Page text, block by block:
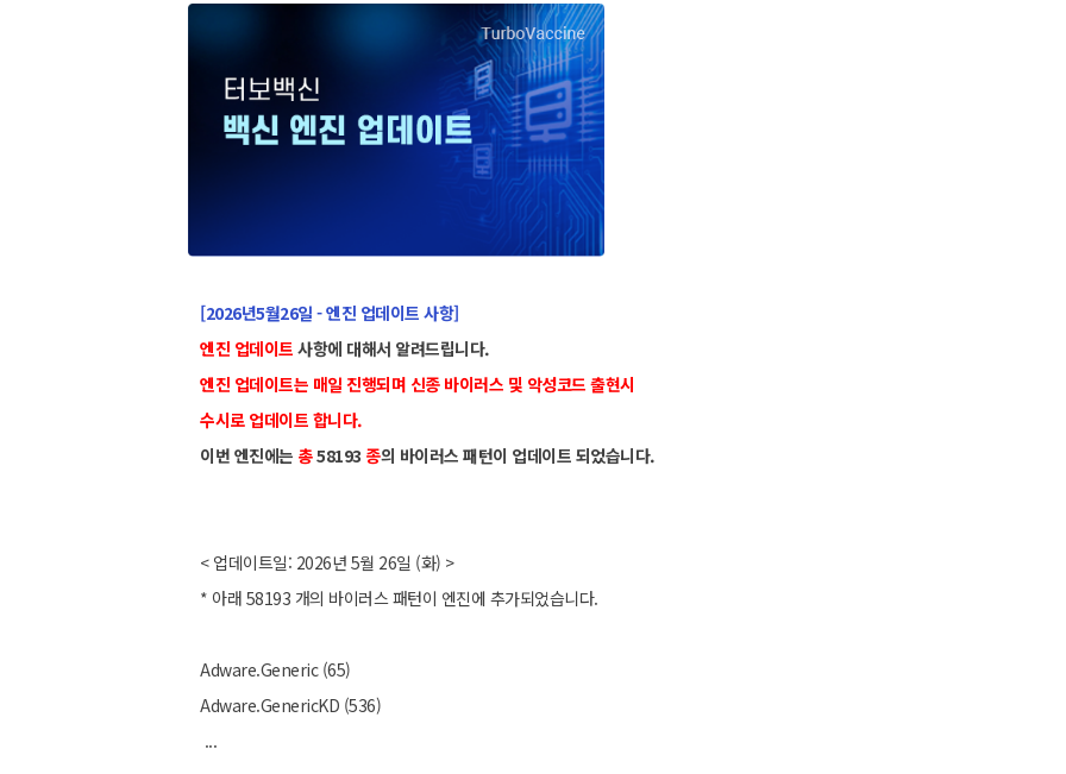
[2026년5월26일 - 엔진 업데이트 사항]
엔진 업데이트 사항에 대해서 알려드립니다.
엔진 업데이트는 매일 진행되며 신종 바이러스 및 악성코드 출현시
수시로 업데이트 합니다.
이번 엔진에는 총58193 종의 바이러스 패턴이 업데이트 되었습니다.
< 업데이트일: 2026년 5월 26일 (화) >
* 아래 58193 개의 바이러스 패턴이 엔진에 추가되었습니다.
Adware.Generic (65)
Adware.GenericKD (536)
...